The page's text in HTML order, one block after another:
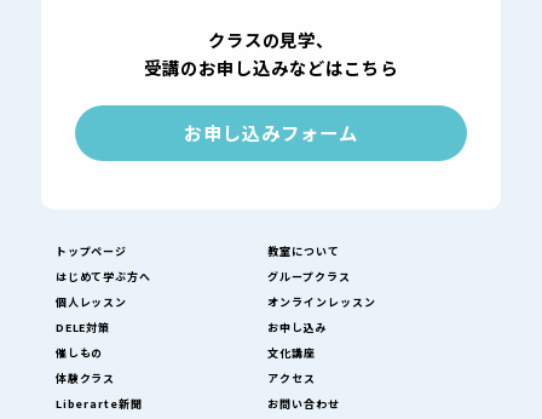
クラスの見学、
受講のお申し込みなどはこちら
お申し込みフォーム